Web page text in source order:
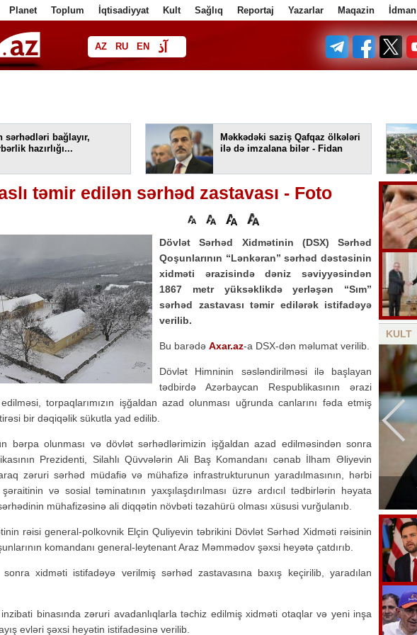
Planet Toplum İqtisadiyyat Kult Sağlıq Reportaj Yazarlar Maqazin İdman
AZ RU EN آذ
فا
sərhədləri bağlayır,
hazırlığı...
Məkkədəki saziş Qafqaz ölkələri
ilə də imzalana bilər - Fidan
təmir edilən sərhəd zastavası - Foto
Dövlət Sərhəd Xidmətinin (DSX) Sərhəd
Qoşunlarının “Lənkəran” sərhəd dəstəsinin
xidməti ərazisində dəniz səviyyəsindən
1867 metr yüksəklikdə yerləşən “Sım”
sərhəd zastavası təmir edilərək istifadəyə
verilib.
Bu barədə Axar.az-a DSX-dən məlumat verilib.
Dövlət Himninin səsləndirilməsi ilə başlayan
tədbirdə Azərbaycan Respublikasının ərazi
torpaqlarımızın işğaldan azad olunması uğrunda canlarını fəda etmiş
bir dəqiqəlik sükutla yad edilib.
bərpa olunması və dövlət sərhədlərimizin işğaldan azad edilməsindən sonra
Prezidenti, Silahlı Qüvvələrin Ali Baş Komandanı cənab İlham Əliyevin
zəruri sərhəd müdafiə və mühafizə infrastrukturunun yaradılmasının, hərbi
və sosial təminatının yaxşılaşdırılması üzrə ardıcıl tədbirlərin həyata
mühafizəsinə ali diqqətin növbəti təzahürü olması xüsusi vurğulanıb.
rəisi general-polkovnik Elçin Quliyevin təbrikini Dövlət Sərhəd Xidməti rəisinin
komandanı general-leytenant Araz Məmmədov şəxsi heyətə çatdırıb.
sonra xidməti istifadəyə verilmiş sərhəd zastavasına baxış keçirilib, yaradılan
inzibati binasında zəruri avadanlıqlarla təchiz edilmiş xidməti otaqlar və yeni inşa
evləri şəxsi heyətin istifadəsinə verilib.
KULT
Bu gün Azərbaycan kinosunun yaranma
günüdür